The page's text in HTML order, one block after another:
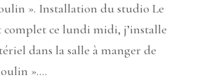
». Installation du studio Le
complet ce lundi midi, j’installe
dans la salle à manger de
»....